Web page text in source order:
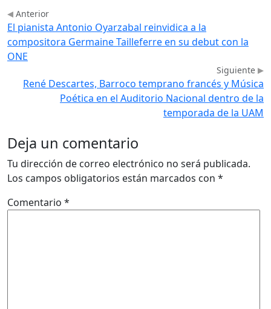
Anterior
El pianista Antonio Oyarzabal reinvidica a la
compositora Germaine Tailleferre en su debut con la
ONE
Siguiente
René Descartes, Barroco temprano francés y Música
Poética en el Auditorio Nacional dentro de la
temporada de la UAM
Deja un comentario
Tu dirección de correo electrónico no será publicada.
Los campos obligatorios están marcados con *
Comentario *